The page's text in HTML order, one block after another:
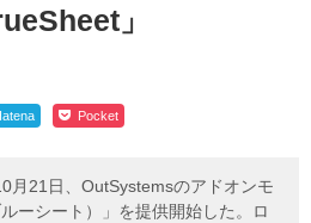
」
Pocket
月21日、OutSystemsのアドオンモ
ーシート）」を提供開始した。ロ